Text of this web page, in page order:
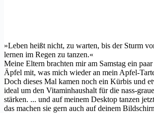
»Leben heißt nicht, zu warten, bis der Sturm
lernen im Regen zu tanzen.«
Meine Eltern brachten mir am Samstag ein
Äpfel mit, was mich wieder an mein Apfel-
Doch dieses Mal kamen noch ein Kürbis und
ideal um den Vitaminhaushalt für die nass-
stärken. ... und auf meinem Desktop tanzen
das machen sie gern auch auf deinem